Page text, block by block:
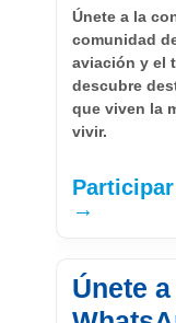
Únete a la
comunidad
aviación y el
descubre
que viven la
vivir.
→
Únete